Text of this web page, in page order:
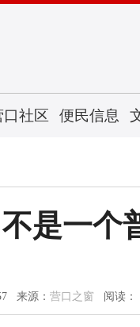
口社区 便民信息
是一个
来源： 营口之窗 阅读：